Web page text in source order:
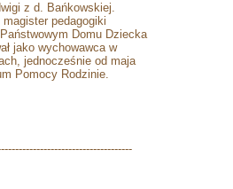
z d. Bańkowskiej.
pedagogiki
Domu Dziecka
jako wychowawca w
jednocześnie od maja
Pomocy Rodzinie.